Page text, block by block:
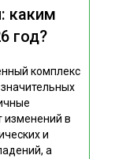
каким
год?
комплекс
изменений в
и
а